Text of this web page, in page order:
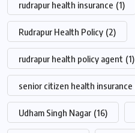
rudrapur health insurance (1)
Rudrapur Health Policy (2)
rudrapur health policy agent (1)
senior citizen health insurance
Udham Singh Nagar (16)